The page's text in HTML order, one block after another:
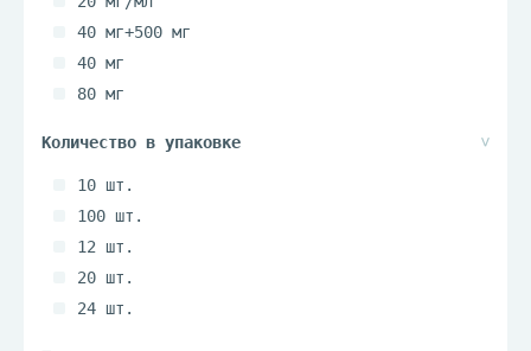
40 мг+500 мг
40 мг
80 мг
10 шт.
100 шт.
12 шт.
20 шт.
24 шт.